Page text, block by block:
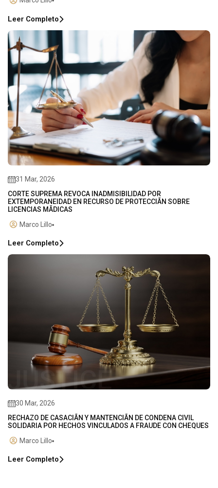
Leer Completo
31 Mar, 2026
CORTE SUPREMA REVOCA INADMISIBILIDAD POR
EXTEMPORANEIDAD EN RECURSO DE PROTECCIÃN SOBRE
LICENCIAS MÃDICAS
Marco Lillo
Leer Completo
30 Mar, 2026
RECHAZO DE CASACIÃN Y MANTENCIÃN DE CONDENA CIVIL
SOLIDARIA POR HECHOS VINCULADOS A FRAUDE CON CHEQUES
Marco Lillo
Leer Completo